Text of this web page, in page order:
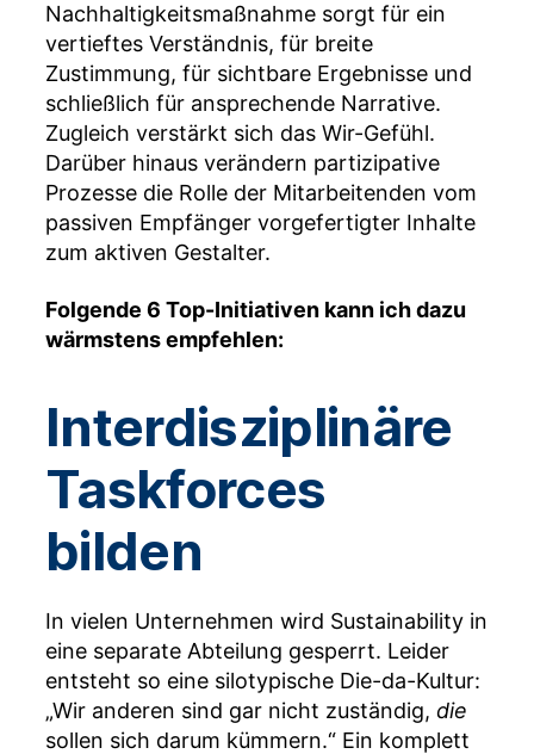
Nachhaltigkeitsmaßnahme sorgt für ein
vertieftes Verständnis, für breite
Zustimmung, für sichtbare Ergebnisse und
schließlich für ansprechende Narrative.
Zugleich verstärkt sich das Wir-Gefühl.
Darüber hinaus verändern partizipative
Prozesse die Rolle der Mitarbeitenden vom
passiven Empfänger vorgefertigter Inhalte
zum aktiven Gestalter.
Folgende 6 Top-Initiativen kann ich dazu
wärmstens empfehlen:
Interdisziplinäre
Taskforces
bilden
In vielen Unternehmen wird Sustainability in
eine separate Abteilung gesperrt. Leider
entsteht so eine silotypische Die-da-Kultur:
„Wir anderen sind gar nicht zuständig, die
sollen sich darum kümmern.“ Ein komplett